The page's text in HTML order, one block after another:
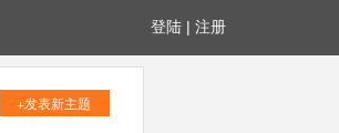
登陆 | 注册
+发表新主题